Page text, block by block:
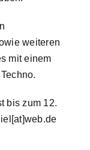
weiteren
mit einem
bis zum 12.